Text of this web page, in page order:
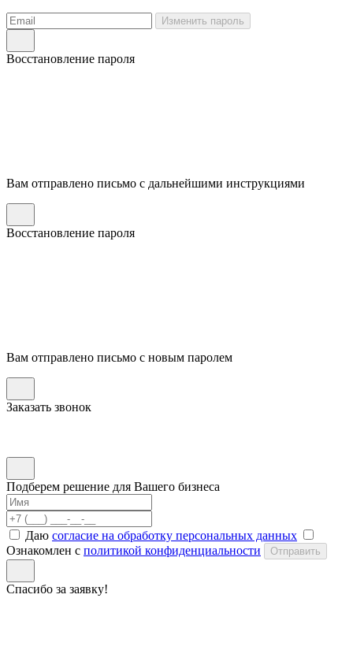
Изменить пароль
Восстановление пароля
Вам отправлено письмо с дальнейшими инструкциями
Восстановление пароля
Вам отправлено письмо с новым паролем
Заказать звонок
Подберем решение для Вашего бизнеса
Даю согласие на обработку персональных данных
Ознакомлен с политикой конфиденциальности Отправить
Спасибо за заявку!